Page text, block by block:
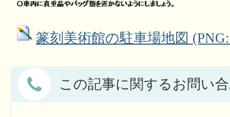
篆刻美術館の駐車場地図
この記事に関するお問い